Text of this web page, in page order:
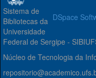
DSpace
Sistema de
Bibliotecas da
Universidade
Federal de Sergipe -
Núcleo de Tecnologia da